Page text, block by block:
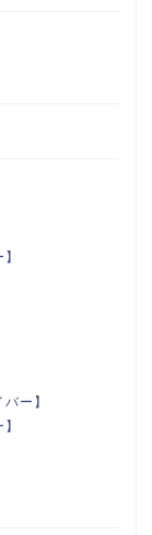
ー】